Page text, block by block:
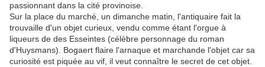
passionnant dans la cité provinoise.
Sur la place du marché, un dimanche matin, l'antiquaire fait la
trouvaille d'un objet curieux, vendu comme étant l'orgue à
liqueurs de des Esseintes (célèbre personnage du roman
d'Huysmans). Bogaert flaire l'arnaque et marchande l'objet car sa
curiosité est piquée au vif, il veut connaître le secret de cet objet.